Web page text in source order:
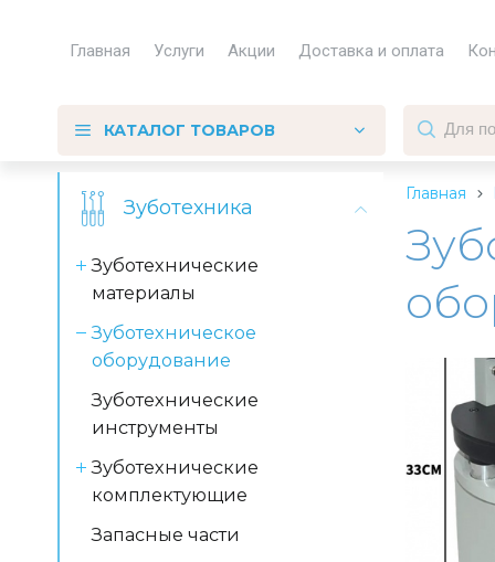
Главная Услуги Акции Доставка и оплата
КАТАЛОГ ТОВАРОВ
Зуботехника
Зуботехнические
материалы
Зуботехническое
оборудование
Зуботехнические
инструменты
Зуботехнические
комплектующие
Запасные части
Главная